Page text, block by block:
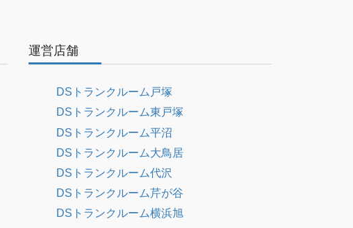
運営店舗
DSトランクルーム戸塚
DSトランクルーム東戸塚
DSトランクルーム平沼
DSトランクルーム大鳥居
DSトランクルーム代沢
DSトランクルーム芹が谷
DSトランクルーム横浜旭